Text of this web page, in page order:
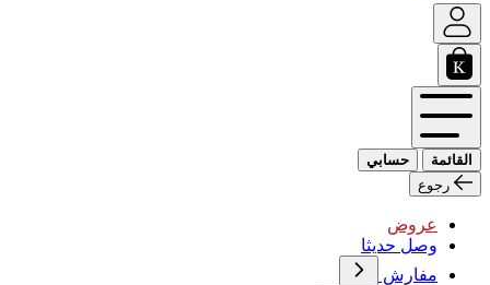
القائمة
حسابي
رجوع
عروض
وصل حديثا
مفارش